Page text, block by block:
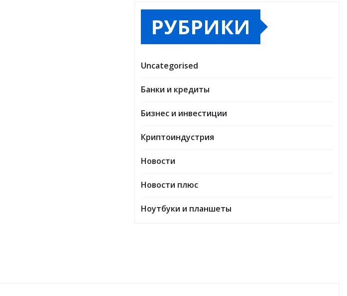
РУБРИКИ
Uncategorised
Банки и кредиты
Бизнес и инвестиции
Криптоиндустрия
Новости
Новости плюс
Ноутбуки и планшеты